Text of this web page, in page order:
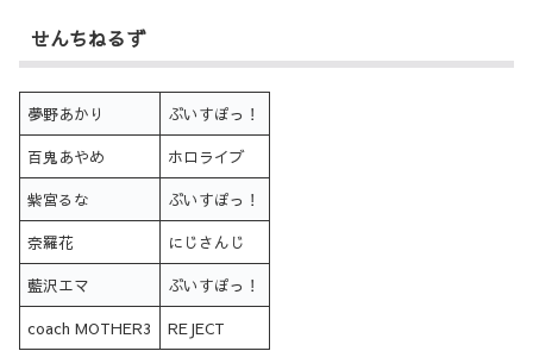
せんちねるず
夢野あかり ぶいすぽっ！
百鬼あやめ ホロライブ
紫宮るな ぶいすぽっ！
奈羅花 にじさんじ
藍沢エマ ぶいすぽっ！
coach MOTHER3 REJECT